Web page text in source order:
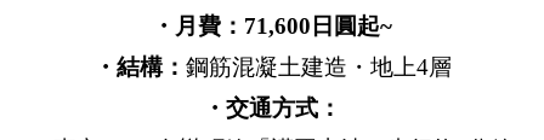
・月費：71,600日圓起~
・結構： 鋼筋混凝土建造・地上4層
・交通方式：